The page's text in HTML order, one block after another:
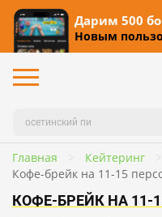
Дарим 500
Новым
Главная
Кейтеринг
Кофе-брейк на 11-15
КОФЕ-БРЕЙК НА 11-